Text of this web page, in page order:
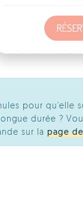
pour qu'elle
durée ?
sur la page